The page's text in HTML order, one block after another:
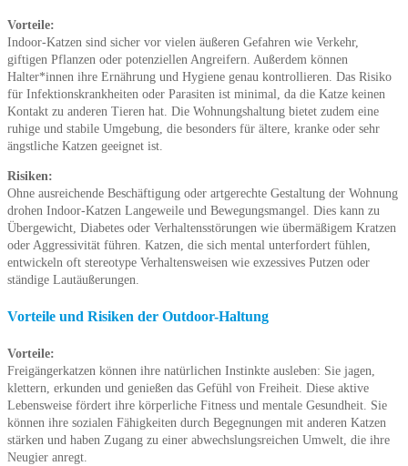
Vorteile:
Indoor-Katzen sind sicher vor vielen äußeren Gefahren wie Verkehr,
giftigen Pflanzen oder potenziellen Angreifern. Außerdem können
Halter*innen ihre Ernährung und Hygiene genau kontrollieren. Das Risiko
für Infektionskrankheiten oder Parasiten ist minimal, da die Katze keinen
Kontakt zu anderen Tieren hat. Die Wohnungshaltung bietet zudem eine
ruhige und stabile Umgebung, die besonders für ältere, kranke oder sehr
ängstliche Katzen geeignet ist.
Risiken:
Ohne ausreichende Beschäftigung oder artgerechte Gestaltung der Wohnung
drohen Indoor-Katzen Langeweile und Bewegungsmangel. Dies kann zu
Übergewicht, Diabetes oder Verhaltensstörungen wie übermäßigem Kratzen
oder Aggressivität führen. Katzen, die sich mental unterfordert fühlen,
entwickeln oft stereotype Verhaltensweisen wie exzessives Putzen oder
ständige Lautäußerungen.
Vorteile und Risiken der Outdoor-Haltung
Vorteile:
Freigängerkatzen können ihre natürlichen Instinkte ausleben: Sie jagen,
klettern, erkunden und genießen das Gefühl von Freiheit. Diese aktive
Lebensweise fördert ihre körperliche Fitness und mentale Gesundheit. Sie
können ihre sozialen Fähigkeiten durch Begegnungen mit anderen Katzen
stärken und haben Zugang zu einer abwechslungsreichen Umwelt, die ihre
Neugier anregt.